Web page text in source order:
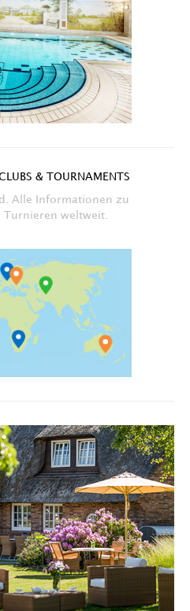
& TOURNAMENTS
Alle Informationen zu
Turnieren weltweit.